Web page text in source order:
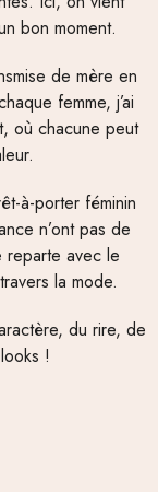
bon moment.
de mère en
femme, j’ai
où chacune peut
à-porter féminin
n’ont pas de
reparte avec le
la mode.
du rire, de
!